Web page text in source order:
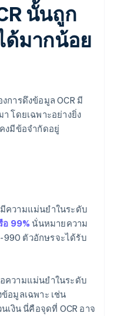
นั้นถูก
ด้มากน้อย
การดึงข้อมูล OCR มี
โดยเฉพาะอย่างยิ่ง
งมีข้อจํากัดอยู่
ความแม่นยําในระดับ
อ 99%นั่นหมายความ
990 ตัวอักษรจะได้รับ
ความแม่นยําในระดับ
อมูลเฉพาะ เช่น
เงิน นี่คือจุดที่ OCR อาจ